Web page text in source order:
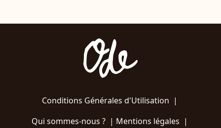
Conditions Générales d'Utilisation |
Qui sommes-nous ?| Mentions légales |